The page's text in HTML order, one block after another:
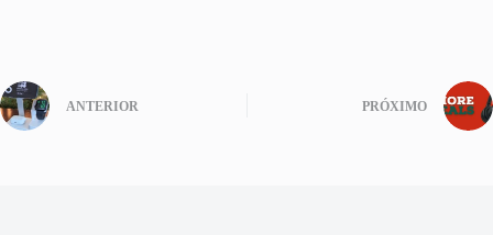
ANTERIOR PRÓXIMO